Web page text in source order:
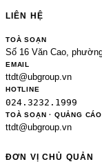
LIÊN HỆ
TOÀ SOẠN
Số 16 Văn Cao,
EMAIL
ttdt@ubgroup.vn
HOTLINE
024.3232.1999
TOÀ SOẠN · QUẢNG CÁO
ttdt@ubgroup.vn
ĐƠN VỊ CHỦ QUẢN